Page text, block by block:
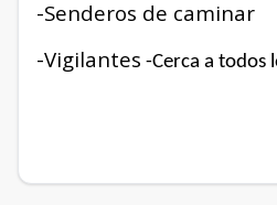
-Senderos de caminar
-Vigilantes -Cerca a todos